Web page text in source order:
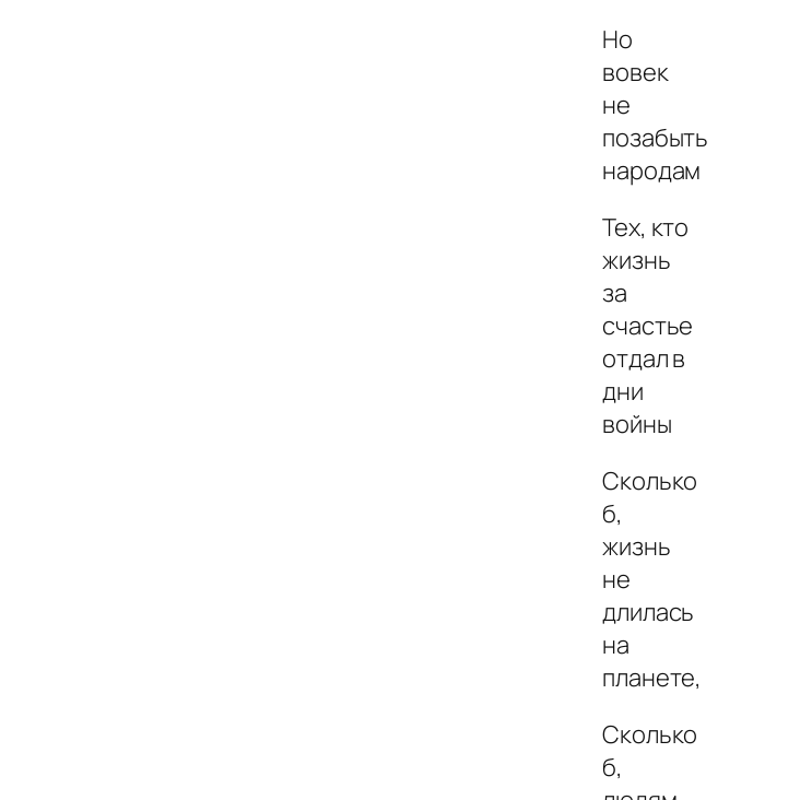
Но
вовек
не
позабыть
народам
Тех, кто
жизнь
за
счастье
отдал в
дни
войны
Сколько
б,
жизнь
не
длилась
на
планете,
Сколько
б,